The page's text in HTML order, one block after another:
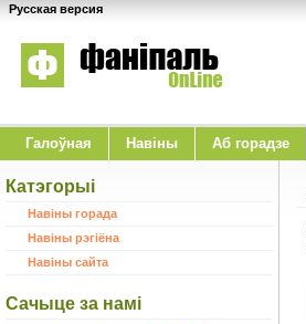
Русская версия
Галоўная Навіны Аб горадзе
Катэгорыі
Навіны горада
Навіны рэгіёна
Навіны сайта
Сачыце за намі